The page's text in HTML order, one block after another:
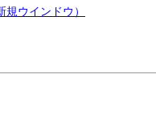
ウインドウ）